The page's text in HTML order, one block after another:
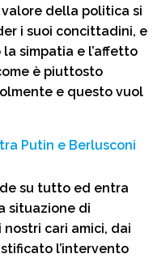
della politica si
i suoi concittadini, e
simpatia e l’affetto
è piuttosto
e questo vuol
Putin e Berlusconi
su tutto ed entra
situazione di
cari amici, dai
l’intervento